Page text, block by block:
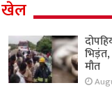
खेल
मौत